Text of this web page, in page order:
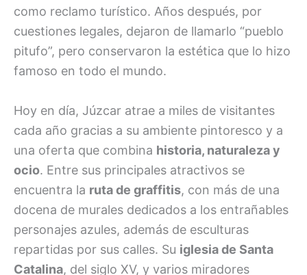
como reclamo turístico. Años después, por
cuestiones legales, dejaron de llamarlo “pueblo
pitufo”, pero conservaron la estética que lo hizo
famoso en todo el mundo.
Hoy en día, Júzcar atrae a miles de visitantes
cada año gracias a su ambiente pintoresco y a
una oferta que combina historia, naturaleza y
ocio. Entre sus principales atractivos se
encuentra la ruta de graffitis, con más de una
docena de murales dedicados a los entrañables
personajes azules, además de esculturas
repartidas por sus calles. Su iglesia de Santa
Catalina, del siglo XV, y varios miradores